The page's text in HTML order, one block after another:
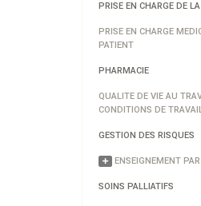
PRISE EN CHARGE DE
PRISE EN CHARGE
PATIENT
PHARMACIE
QUALITE DE VIE AU
CONDITIONS DE
GESTION DES RISQUES
ENSEIGNEMENT
SOINS PALLIATIFS